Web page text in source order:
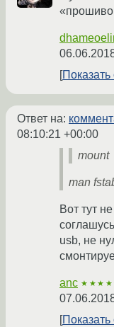
Показать
Ответ на:
08:10:21 +00:00
mount
man
Вот тут
usb, не
anc
Показать